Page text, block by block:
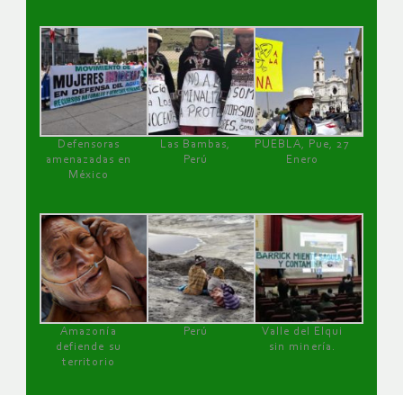
Defensoras
amenazadas en
México
Las Bambas,
Perú
PUEBLA, Pue, 27
Enero
Amazonía
defiende su
territorio
Perú
Valle del Elqui
sin minería.